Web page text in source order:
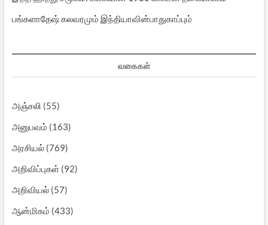
பங்களாதேஷ் கலவரமும் இந்தியாவின்பாதுகாப்பும்
வகைகள்
அஞ்சலி (55)
அனுபவம் (163)
அரசியல்(769)
அறிவிப்புகள்(92)
அறிவியல்(57)
ஆன்மிகம் (433)